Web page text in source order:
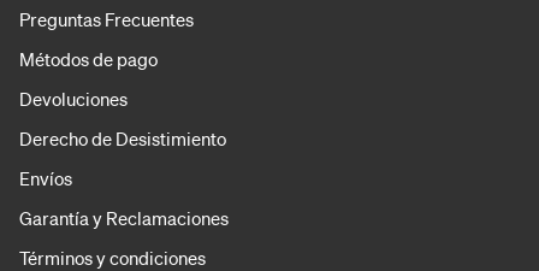
Preguntas Frecuentes
Métodos de pago
Devoluciones
Derecho de Desistimiento
Envíos
Garantía y Reclamaciones
Términos y condiciones